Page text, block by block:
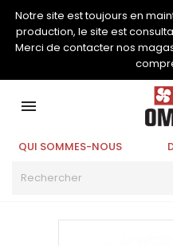
Notre site est toujours en
production, le site est
Merci de contacter nos

QUI SOMMES-NOUS